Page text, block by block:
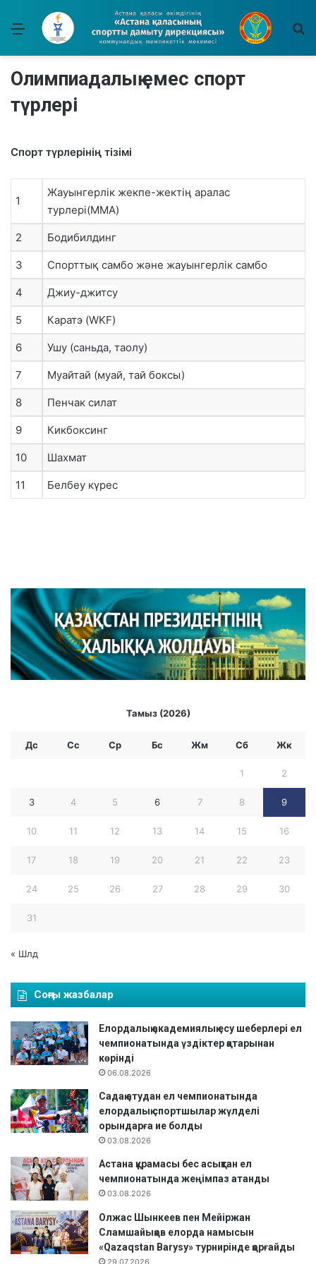
Мәзір
Олимпиадалық емес спорт
түрлері
Спорт түрлерінің тізімі
1
Жауынгерлік жекпе-жектің аралас
турлері(ММА)
2 Бодибилдинг
3 Спорттық самбо және жауынгерлік самбо
4 Джиу-джитсу
5 Каратэ (WKF)
6 Ушу (саньда, таолу)
7 Муайтай (муай, тай боксы)
8 Пенчак силат
9 Кикбоксинг
10 Шахмат
11 Белбеу күрес
Тамыз (2026)
Дс Сс Ср Бc Жм Сб Жк
1 2
3 4 5 6 7 8 9
10 11 12 13 14 15 16
17 18 19 20 21 22 23
24 25 26 27 28 29 30
31
« Шлд
Соңғы жазбалар
Елордалық академиялық есу шеберлері ел
чемпионатында үздіктер қатарынан
көрінді
06.08.2026
Садақ атудан ел чемпионатында
елордалық спортшылар жүлделі
орындарға ие болды
03.08.2026
Астана құрамасы бес асықтан ел
чемпионатында жеңімпаз атанды
03.08.2026
Олжас Шынкеев пен Мейіржан
Сламшайықов елорда намысын
«Qazaqstan Barysy» турнирінде қорғайды
29.07.2026